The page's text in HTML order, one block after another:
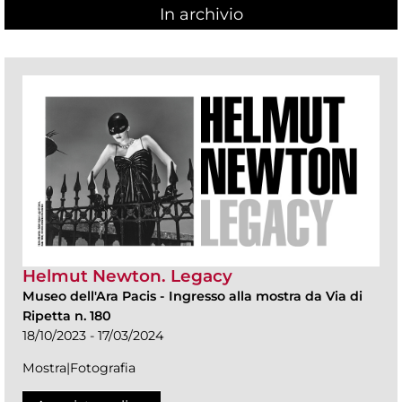
In archivio
Helmut Newton. Legacy
Museo dell'Ara Pacis - Ingresso alla mostra da Via di
Ripetta n. 180
18/10/2023 - 17/03/2024
Mostra|Fotografia